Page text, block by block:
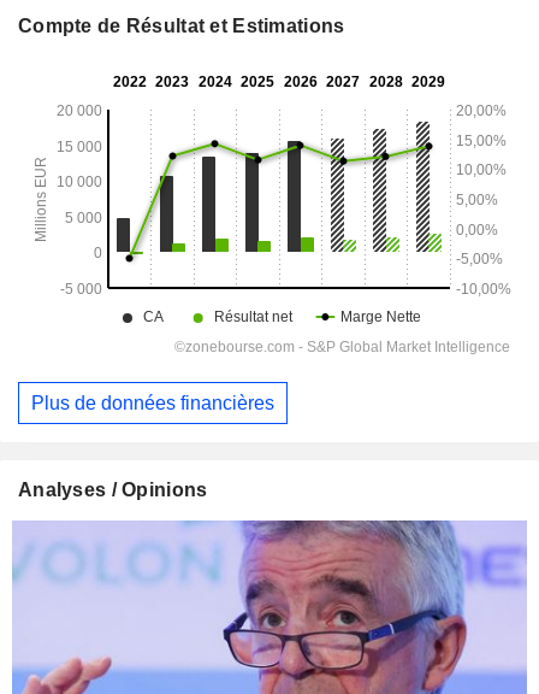
Compte de Résultat et Estimations
Plus de données financières
Analyses / Opinions